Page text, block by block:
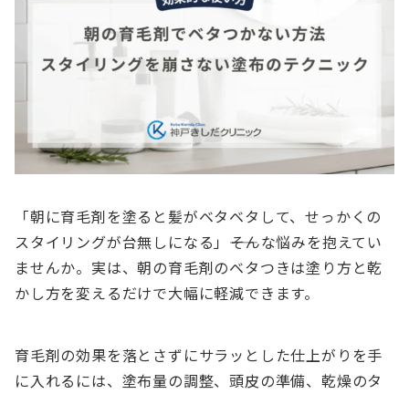
「朝に育毛剤を塗ると髪がベタベタして、せっかくの
スタイリングが台無しになる」――そんな悩みを抱えてい
ませんか。実は、朝の育毛剤のベタつきは塗り方と乾
かし方を変えるだけで大幅に軽減できます。
育毛剤の効果を落とさずにサラッとした仕上がりを手
に入れるには、塗布量の調整、頭皮の準備、乾燥のタ